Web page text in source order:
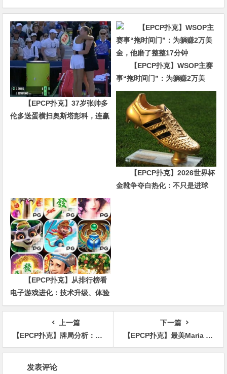
【EPCP扑克】37岁张帅多
伦多送蛋横扫奥斯塔彭科，连赢
【EPCP扑克】WSOP主赛
事“拖时间门”：为躺赚2万美
金，他磨了整整17分钟
【EPCP扑克】2026世界杯
金靴争夺白热化：不只是进球
【EPCP扑克】从排行榜看
电子游戏进化：技术升级、体验
创新与未来趋势
上一篇
【EPCP扑克】牌局分析：单张成花nuts小蹲一下收获满满
下一篇
【EPCP扑克】最美Maria Ho在名人扑克比赛中超绝爆冷对手，第二次夺冠
发表评论